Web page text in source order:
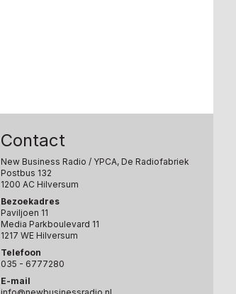
Contact
New Business Radio / YPCA, De Radiofabriek
Postbus 132
1200 AC Hilversum
Bezoekadres
Paviljoen 11
Media Parkboulevard 11
1217 WE Hilversum
Telefoon
035 - 6777280
E-mail